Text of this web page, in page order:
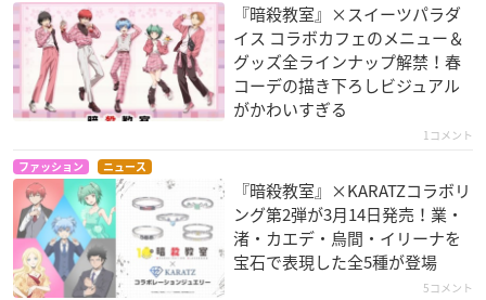
『暗殺教室』×スイーツパラダ
イス コラボカフェのメニュー＆
グッズ全ラインナップ解禁！春
コーデの描き下ろしビジュアル
がかわいすぎる
1コメント
ファッション ニュース
『暗殺教室』×KARATZコラボリ
ング第2弾が3月14日発売！業・
渚・カエデ・烏間・イリーナを
宝石で表現した全5種が登場
5コメント